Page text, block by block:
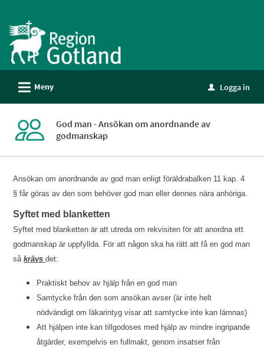
till
tjänster
-
Gotland
L Meny u Logga in
God man - Ansökan om anordnande av
godmanskap
Ansökan om anordnande av god man enligt föräldrabalken 11 kap. 4
§ får göras av den som behöver god man eller dennes nära anhöriga.
Syftet med blanketten
Syftet med blanketten är att utreda om rekvisiten för att anordna ett
godmanskap är uppfyllda. För att någon ska ha rätt att få en god man
såkrävsdet:
Praktiskt behov av hjälp från en god man
Samtycke från den som ansökan avser (är inte helt
nödvändigt om läkarintyg visar att samtycke inte kan lämnas)
Att hjälpen inte kan tillgodoses med hjälp av mindre ingripande
åtgärder, exempelvis en fullmakt, genom insatser från